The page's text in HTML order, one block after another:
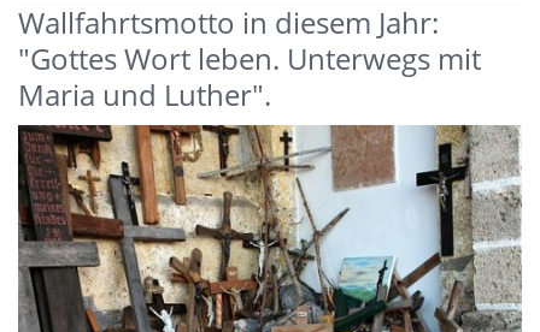
Wallfahrtsmotto in diesem Jahr:
"Gottes Wort leben. Unterwegs mit
Maria und Luther".